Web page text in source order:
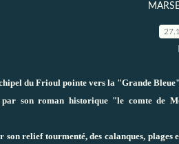
du Frioul pointe vers la "Grande
par son roman historique "le comte de
relief tourmenté, des calanques, plages